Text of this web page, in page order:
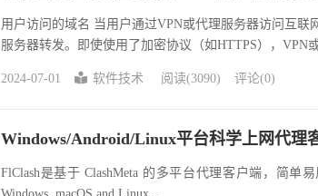
用户访问的域名 当用户通过VPN或代理服务器访问互联
服务器转发。即使使用了加密协议（如HTTPS），VPN
2024-07-01 软件技术 阅读(3090) 评论(0)
Windows/Android/Linux平台科学上网代理
FlClash是基于 ClashMeta 的多平台代理客户端，简单